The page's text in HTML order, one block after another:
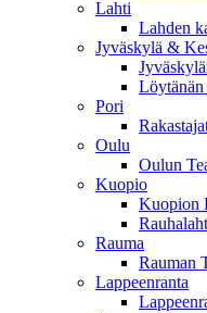
Lahti
Lahden
Jyväskylä &
Löytänän
Pori
Oulu
Oulun
Kuopio
Kuopion
Rauma
Rauman
Lappeenranta